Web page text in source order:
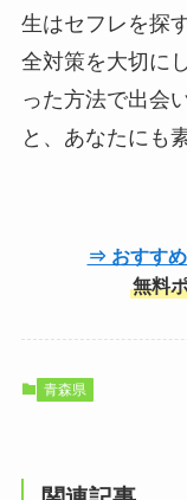
生はセフレを探
全対策を大切に
った方法で出会
と、あなたにも
⇒ おすす
無料
青森県